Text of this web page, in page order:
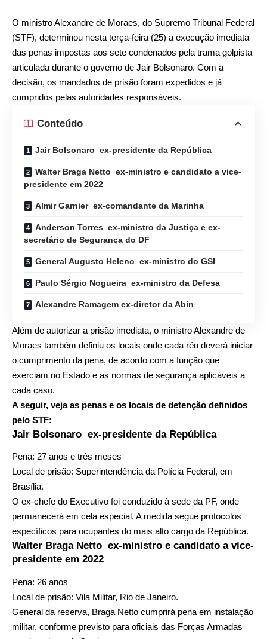
O ministro Alexandre de Moraes, do Supremo Tribunal Federal
(STF), determinou nesta terça-feira (25) a execução imediata
das penas impostas aos sete condenados pela trama golpista
articulada durante o governo de Jair Bolsonaro. Com a
decisão, os mandados de prisão foram expedidos e já
cumpridos pelas autoridades responsáveis.
Conteúdo
Jair Bolsonaro ex-presidente da República
Walter Braga Netto ex-ministro e candidato a vice-
presidente em 2022
Almir Garnier ex-comandante da Marinha
Anderson Torres ex-ministro da Justiça e ex-
secretário de Segurança do DF
General Augusto Heleno ex-ministro do GSI
Paulo Sérgio Nogueira ex-ministro da Defesa
Alexandre Ramagem ex-diretor da Abin
Além de autorizar a prisão imediata, o ministro Alexandre de
Moraes também definiu os locais onde cada réu deverá iniciar
o cumprimento da pena, de acordo com a função que
exerciam no Estado e as normas de segurança aplicáveis a
cada caso.
A seguir, veja as penas e os locais de detenção definidos
pelo STF:
Jair Bolsonaro ex-presidente da República
Pena: 27 anos e três meses
Local de prisão: Superintendência da Polícia Federal, em
Brasília.
O ex-chefe do Executivo foi conduzido à sede da PF, onde
permanecerá em cela especial. A medida segue protocolos
específicos para ocupantes do mais alto cargo da República.
Walter Braga Netto ex-ministro e candidato a vice-
presidente em 2022
Pena: 26 anos
Local de prisão: Vila Militar, Rio de Janeiro.
General da reserva, Braga Netto cumprirá pena em instalação
militar, conforme previsto para oficiais das Forças Armadas